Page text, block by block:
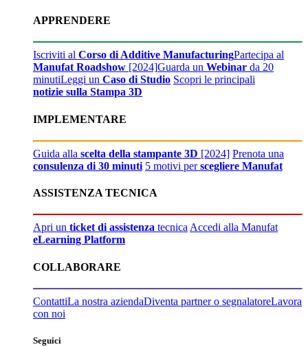
APPRENDERE
Iscriviti al Corso di Additive ManufacturingPartecipa al
Manufat Roadshow [2024]Guarda un Webinar da 20
minutiLeggi un Caso di Studio Scopri le principali
notizie sulla Stampa 3D
IMPLEMENTARE
Guida alla scelta della stampante 3D [2024] Prenota una
consulenza di 30 minuti 5 motivi perscegliere Manufat
ASSISTENZA TECNICA
Apri un ticket di assistenza tecnicaAccedi alla Manufat
eLearning Platform
COLLABORARE
ContattiLa nostra aziendaDiventa partner o segnalatoreLavora
con noi
Seguici